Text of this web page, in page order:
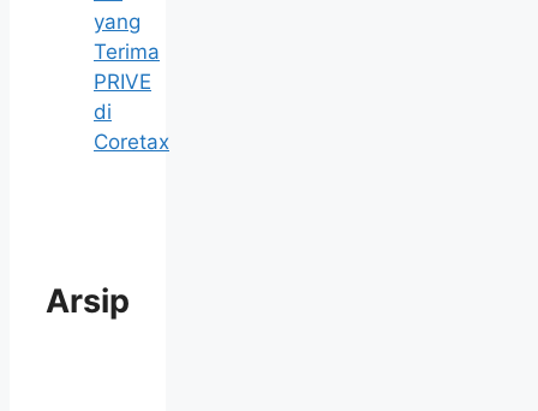
yang
Terima
PRIVE
di
Coretax
Arsip